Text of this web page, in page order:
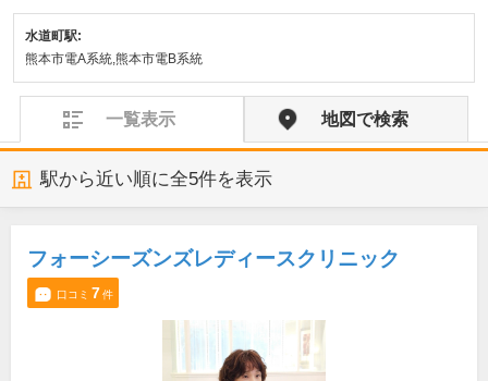
水道町駅:
熊本市電A系統,熊本市電B系統
一覧表示 地図で検索
駅から近い順に全5件を表示
フォーシーズンズレディースクリニック
口コミ 7件